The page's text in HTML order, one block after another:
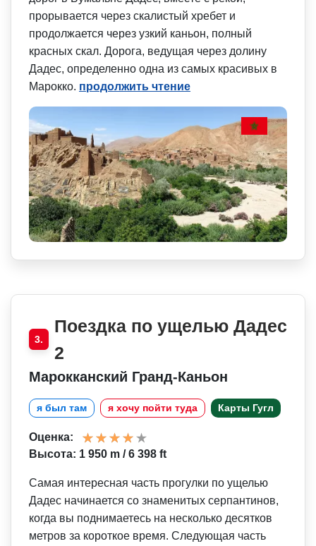
прорывается через скалистый хребет и
продолжается через узкий каньон, полный
красных скал. Дорога, ведущая через долину
Дадес, определенно одна из самых красивых в
Марокко. продолжить чтение
3.
Поездка по ущелью Дадес
2
Марокканский Гранд-Каньон
я был там я хочу пойти туда Карты Гугл
Оценка:
Высота: 1 950 m / 6 398 ft
Самая интересная часть прогулки по ущелью
Дадес начинается со знаменитых серпантинов,
когда вы поднимаетесь на несколько десятков
метров за короткое время. Следующая часть